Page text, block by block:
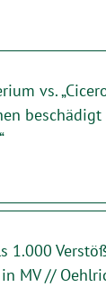
vs.
1.000
MV //